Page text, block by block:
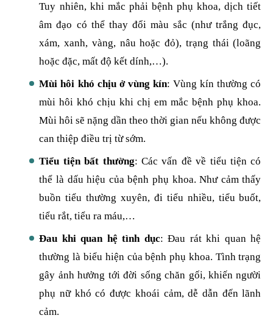
Tuy nhiên, khi mắc phải bệnh phụ khoa, dịch tiết
âm đạo có thể thay đổi màu sắc (như trắng đục,
xám, xanh, vàng, nâu hoặc đỏ), trạng thái (loãng
hoặc đặc, mất độ kết dính,…).
Mùi hôi khó chịu ở vùng kín: Vùng kín thường có
mùi hôi khó chịu khi chị em mắc bệnh phụ khoa.
Mùi hôi sẽ nặng dần theo thời gian nếu không được
can thiệp điều trị từ sớm.
Tiểu tiện bất thường: Các vấn đề về tiểu tiện có
thể là dấu hiệu của bệnh phụ khoa. Như cảm thấy
buồn tiểu thường xuyên, đi tiểu nhiều, tiểu buốt,
tiểu rắt, tiểu ra máu,…
Đau khi quan hệ tình dục: Đau rát khi quan hệ
thường là biểu hiện của bệnh phụ khoa. Tình trạng
gây ảnh hưởng tới đời sống chăn gối, khiến người
phụ nữ khó có được khoái cảm, dễ dẫn đến lãnh
cảm.